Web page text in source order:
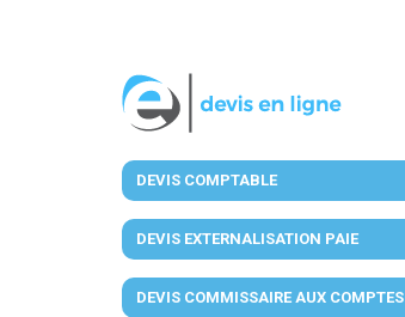
DEVIS COMPTABLE
DEVIS EXTERNALISATION PAIE
DEVIS COMMISSAIRE AUX COMPTES